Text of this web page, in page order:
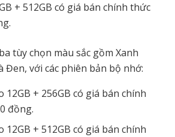
+ 512GB có giá bán chính thức
tùy chọn màu sắc gồm Xanh
Đen, với các phiên bản bộ nhớ:
12GB + 256GB có giá bán chính
đồng.
12GB + 512GB có giá bán chính